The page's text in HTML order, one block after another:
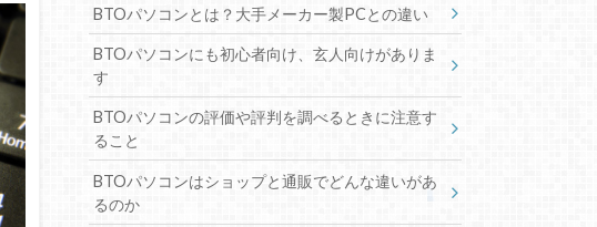
BTOパソコンとは？大手メーカー製PCとの違い
BTOパソコンにも初心者向け、玄人向けがありま
す
BTOパソコンの評価や評判を調べるときに注意す
ること
BTOパソコンはショップと通販でどんな違いがあ
るのか